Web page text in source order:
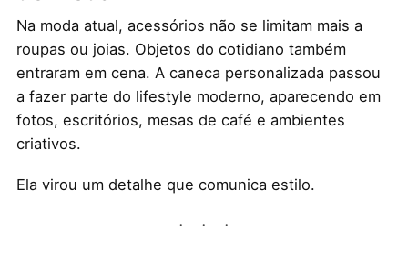
Na moda atual, acessórios não se limitam mais a
roupas ou joias. Objetos do cotidiano também
entraram em cena. A caneca personalizada passou
a fazer parte do lifestyle moderno, aparecendo em
fotos, escritórios, mesas de café e ambientes
criativos.
Ela virou um detalhe que comunica estilo.